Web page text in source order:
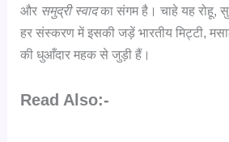
और समुद्री स्वादका संगम है। चाहे यह रोहू,
हर संस्करण में इसकी जड़ें भारतीय मिट्टी,
की धुआँदार महक से जुड़ी हैं।
Read Also:-